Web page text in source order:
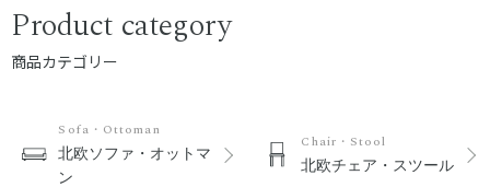
Product category
商品カテゴリー
Sofa・Ottoman
北欧ソファ・オットマ
ン
Chair・Stool
北欧チェア・スツール